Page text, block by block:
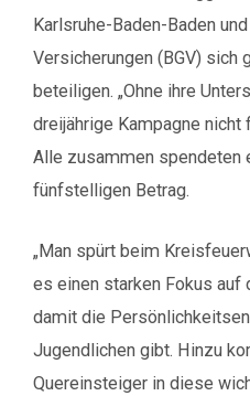
Karlsruhe-Baden-Baden
Versicherungen (BGV) sich
beteiligen. „Ohne ihre
dreijährige Kampagne nicht
Alle zusammen spendeten
fünfstelligen Betrag.
„Man spürt beim
es einen starken Fokus auf
damit die
Jugendlichen gibt. Hinzu
Quereinsteiger in diese